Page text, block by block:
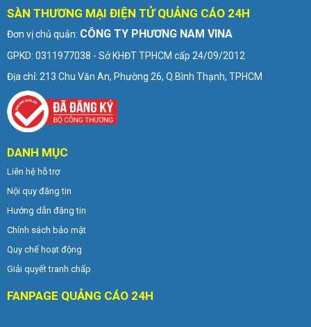
SÀN THƯƠNG MẠI ĐIỆN TỬ QUẢNG CÁO 24H
Đơn vị chủ quản: CÔNG TY PHƯƠNG NAM VINA
GPKD: 0311977038 - Sở KHĐT TPHCM cấp 24/09/2012
Địa chỉ: 213 Chu Văn An, Phường 26, Q.Bình Thạnh, TPHCM
DANH MỤC
Liên hệ hỗ trợ
Nội quy đăng tin
Hướng dẫn đăng tin
Chính sách bảo mật
Quy chế hoạt động
Giải quyết tranh chấp
FANPAGE QUẢNG CÁO 24H